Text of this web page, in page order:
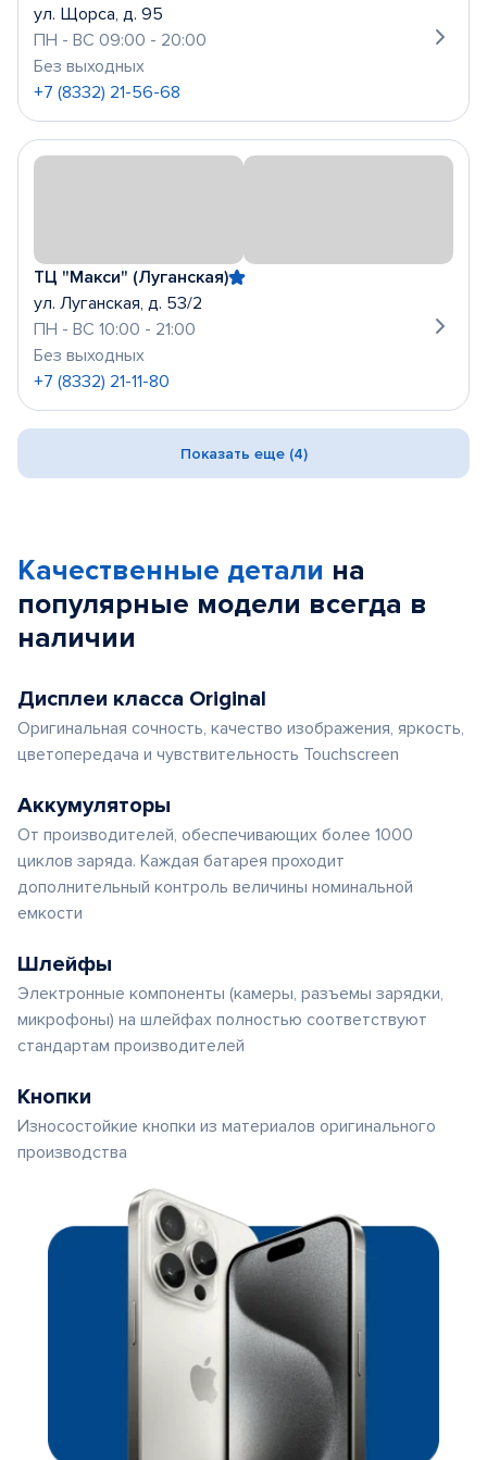
ул. Щорса, д. 95
ПН - ВС 09:00 - 20:00
Без выходных
+7 (8332) 21-56-68
ТЦ "Макси" (Луганская)
ул. Луганская, д. 53/2
ПН - ВС 10:00 - 21:00
Без выходных
+7 (8332) 21-11-80
Показать еще (4)
Качественные детали на
популярные модели всегда в
наличии
Дисплеи класса Original
Оригинальная сочность, качество изображения, яркость,
цветопередача и чувствительность Touchscreen
Аккумуляторы
От производителей, обеспечивающих более 1000
циклов заряда. Каждая батарея проходит
дополнительный контроль величины номинальной
емкости
Шлейфы
Электронные компоненты (камеры, разъемы зарядки,
микрофоны) на шлейфах полностью соответствуют
стандартам производителей
Кнопки
Износостойкие кнопки из материалов оригинального
производства